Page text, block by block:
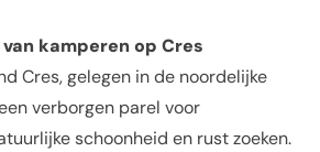
kamperen op Cres
Cres, gelegen in de noordelijke
verborgen parel voor
schoonheid en rust zoeken.